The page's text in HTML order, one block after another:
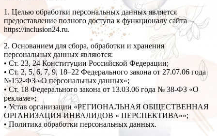
1. Целью обработки персональных данных является
предоставление полного доступа к функционалу сайта
https://inclusion24.ru.
2. Основанием для сбора, обработки и хранения
персональных данных являются:
• Ст. 23, 24 Конституции Российской Федерации;
• Ст. 2, 5, 6, 7, 9, 18–22 Федерального закона от 27.07.06 года
№152-ФЗ «О персональных данных»;
• Ст. 18 Федерального закона от 13.03.06 года № 38-ФЗ «О
рекламе»;
• Устав организации «РЕГИОНАЛЬНАЯ ОБЩЕСТВЕННАЯ
ОРГАНИЗАЦИЯ ИНВАЛИДОВ « ПЕРСПЕКТИВА»»;
• Политика обработки персональных данных.